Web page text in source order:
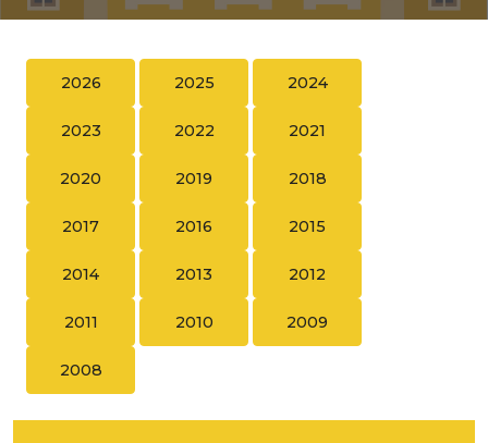
2026 2025 2024
2023 2022 2021
2020 2019 2018
2017 2016 2015
2014 2013 2012
2011 2010 2009
2008